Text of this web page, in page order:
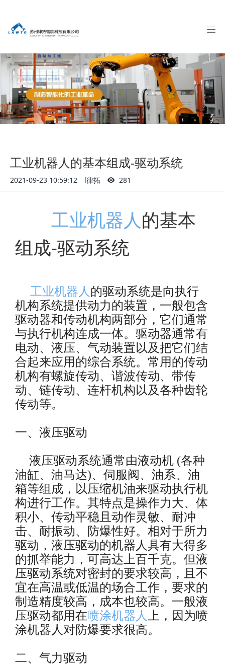
工业机器人的基本组成-驱动系统
2021-09-23 10:59:12 l律拓 281
工业机器人 的基本
组成-驱动系统
工业机器人 的驱动系统是向执行
机构系统提供动力的装置，一般包含
驱动器和传动机构两部分，它们通常
与执行机构连成一体。驱动器通常有
电动、液压、气动装置以及把它们结
合起来应用的综合系统。常用的传动
机构有螺旋传动、谐波传动、带传
动、链传动、连杆机构以及各种齿轮
传动等。
一、 液压驱动
液压驱动系统通常由液动机 (各种
油缸、油马达)、伺服阀、油系、油
箱等组成，以压缩机油来驱动执行机
构进行工作。其特点是操作力大、体
积小、传动平稳且动作灵敏、耐冲
击、耐振动、防爆性好。相对于所力
驱动，液压驱动的机器人具有大得多
的抓举能力，可高达上百千克。但液
压驱动系统对密封的要求较高，且不
宜在高温或低温的场合工作，要求的
制造精度较高，成本也较高。 一般液
压驱动都用在喷涂机器人
上，因为喷
涂机器人对防爆要求很高。
二、气力驱动